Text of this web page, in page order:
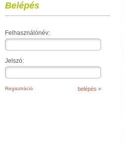
Belépés
Felhasználónév:
Jelszó:
Regisztráció